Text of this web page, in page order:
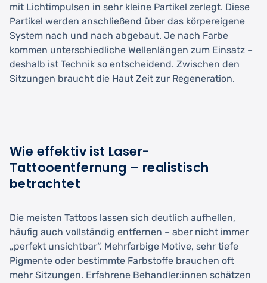
mit Lichtimpulsen in sehr kleine Partikel zerlegt. Diese
Partikel werden anschließend über das körpereigene
System nach und nach abgebaut. Je nach Farbe
kommen unterschiedliche Wellenlängen zum Einsatz –
deshalb ist Technik so entscheidend. Zwischen den
Sitzungen braucht die Haut Zeit zur Regeneration.
Wie effektiv ist Laser-
Tattooentfernung – realistisch
betrachtet
Die meisten Tattoos lassen sich deutlich aufhellen,
häufig auch vollständig entfernen – aber nicht immer
„perfekt unsichtbar“. Mehrfarbige Motive, sehr tiefe
Pigmente oder bestimmte Farbstoffe brauchen oft
mehr Sitzungen. Erfahrene Behandler:innen schätzen